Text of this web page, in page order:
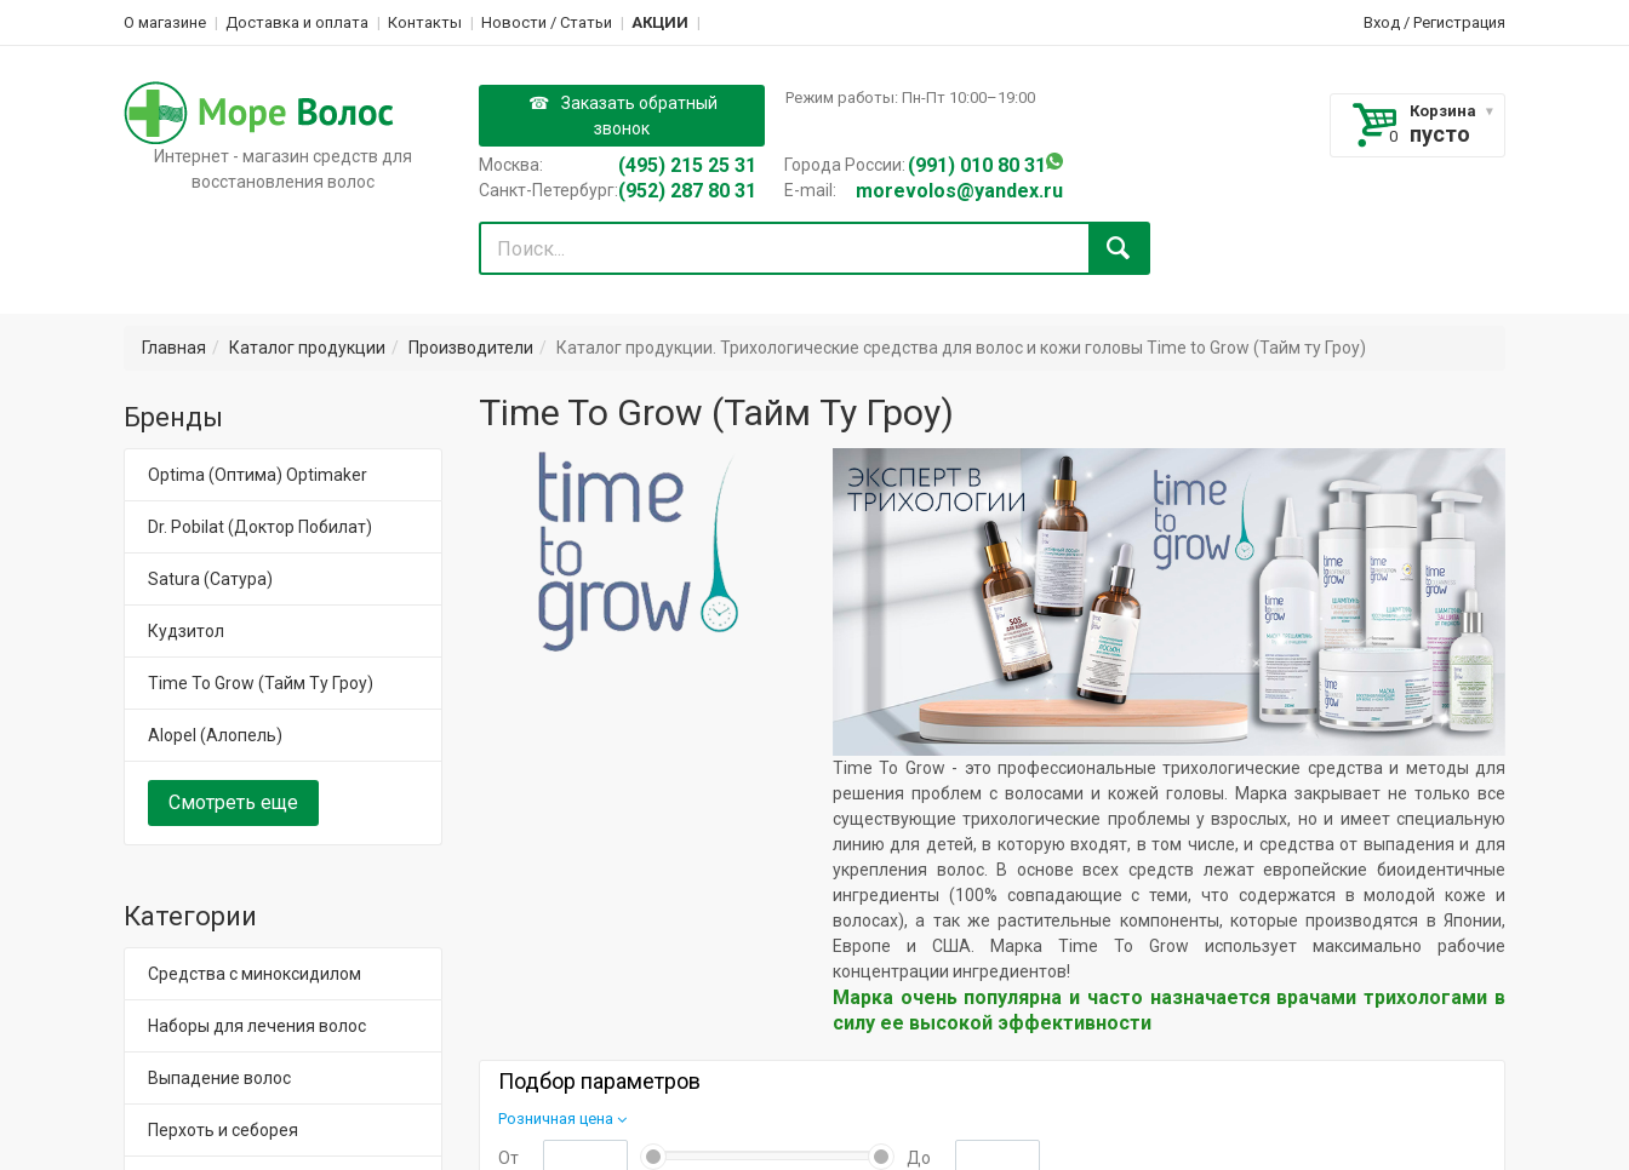
О магазине Доставка и оплата Контакты Новости / Cтатьи АКЦИИ Вход / Регистрация
Интернет - магазин средств для
восстановления волос
Заказать обратный
звонок
Режим работы: Пн-Пт 10:00–19:00
Москва: (495) 215 25 31
Санкт-Петербург:(952) 287 80 31
Города России: (991) 010 80 31
E-mail: morevolos@yandex.ru
Корзина
пусто
Главная Каталог продукции Производители Каталог продукции. Трихологические средства для волос и кожи головы Time to Grow (Тайм ту Гроу)
Time To Grow (Тайм Ту Гроу)
Time To Grow - это профессиональные трихологические средства и методы для
решения проблем с волосами и кожей головы. Марка закрывает не только все
существующие трихологические проблемы у взрослых, но и имеет специальную
линию для детей, в которую входят, в том числе, и средства от выпадения и для
укрепления волос. В основе всех средств лежат европейские биоидентичные
ингредиенты (100% совпадающие с теми, что содержатся в молодой коже и
волосах), а так же растительные компоненты, которые производятся в Японии,
Европе и США. Марка Time To Grow использует максимально рабочие
концентрации ингредиентов!
Марка очень популярна и часто назначается врачами трихологами в
силу ее высокой эффективности
Подбор параметров
Розничная цена
От До
Бренды
Optima (Оптима) Optimaker
Dr. Pobilat (Доктор Побилат)
Satura (Сатура)
Кудзитол
Time To Grow (Тайм Ту Гроу)
Alopel (Алопель)
Смотреть еще
Категории
Средства с миноксидилом
Наборы для лечения волос
Выпадение волос
Перхоть и себорея